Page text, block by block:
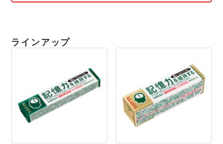
ラインアップ